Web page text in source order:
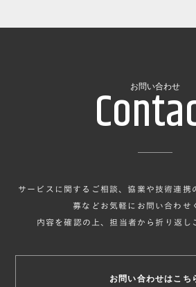
お問い合わせ
サービスに関するご相談、協業や技術連携
募などお気軽にお問い合わせ
内容を確認の上、担当者から折り返し
お問い合わせはこち